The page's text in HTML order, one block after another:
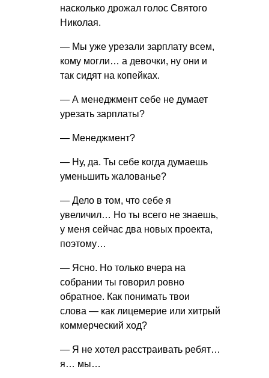
насколько дрожал голос Святого
Николая.
— Мы уже урезали зарплату всем,
кому могли… а девочки, ну они и
так сидят на копейках.
— А менеджмент себе не думает
урезать зарплаты?
— Менеджмент?
— Ну, да. Ты себе когда думаешь
уменьшить жалованье?
— Дело в том, что себе я
увеличил… Но ты всего не знаешь,
у меня сейчас два новых проекта,
поэтому…
— Ясно. Но только вчера на
собрании ты говорил ровно
обратное. Как понимать твои
слова — как лицемерие или хитрый
коммерческий ход?
— Я не хотел расстраивать ребят…
я… мы…